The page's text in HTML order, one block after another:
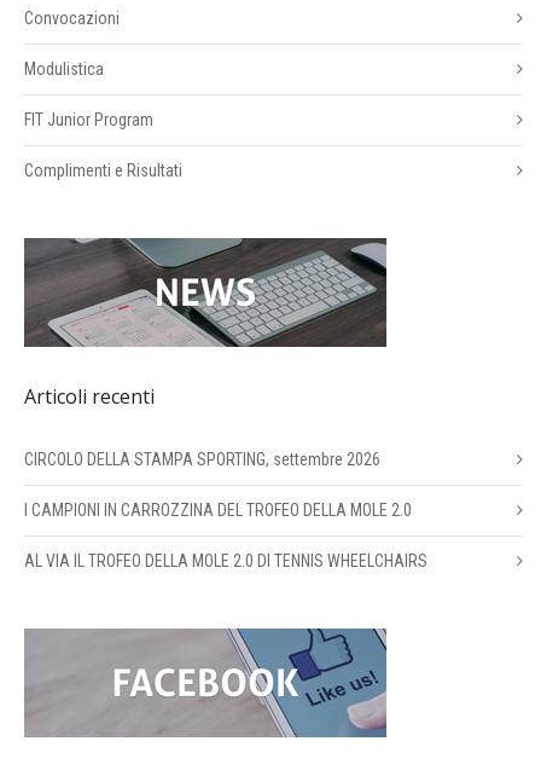
Convocazioni
Modulistica
FIT Junior Program
Complimenti e Risultati
Articoli recenti
CIRCOLO DELLA STAMPA SPORTING, settembre 2026
I CAMPIONI IN CARROZZINA DEL TROFEO DELLA MOLE 2.0
AL VIA IL TROFEO DELLA MOLE 2.0 DI TENNIS WHEELCHAIRS